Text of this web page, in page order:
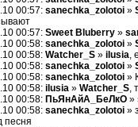
00:57: sanechka_zolotoi »
00:57: Sweet Bluberry »
00:58: sanechka_zolotoi »
00:58: Watcher_S » ilusia,
00:58: sanechka_zolotoi »
00:58: sanechka_zolotoi »
00:58: ilusia » Watcher_S,
00:58: ПьЯнАйА_БеЛкО »
00:58: sanechka_zolotoi »
песня